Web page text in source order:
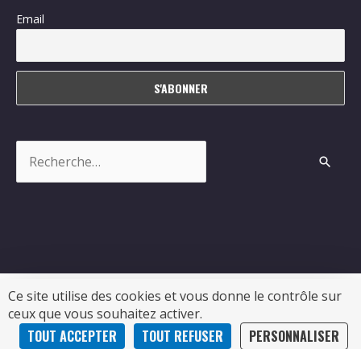
Ce site utilise des cookies et vous donne le contrôle sur
ceux que vous souhaitez activer.
TOUT ACCEPTER TOUT REFUSER PERSONNALISER
Email
Copyright © 2026Sablonceaux| Propulsé par Soluris